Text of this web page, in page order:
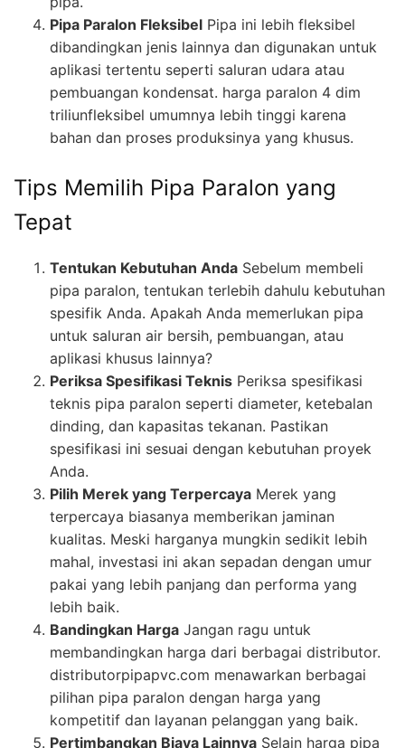
Pipa Paralon Fleksibel Pipa ini lebih fleksibel
dibandingkan jenis lainnya dan digunakan untuk
aplikasi tertentu seperti saluran udara atau
pembuangan kondensat. harga paralon 4 dim
triliunfleksibel umumnya lebih tinggi karena
bahan dan proses produksinya yang khusus.
Tips Memilih Pipa Paralon yang
Tepat
Tentukan Kebutuhan Anda Sebelum membeli
pipa paralon, tentukan terlebih dahulu kebutuhan
spesifik Anda. Apakah Anda memerlukan pipa
untuk saluran air bersih, pembuangan, atau
aplikasi khusus lainnya?
Periksa Spesifikasi Teknis Periksa spesifikasi
teknis pipa paralon seperti diameter, ketebalan
dinding, dan kapasitas tekanan. Pastikan
spesifikasi ini sesuai dengan kebutuhan proyek
Anda.
Pilih Merek yang Terpercaya Merek yang
terpercaya biasanya memberikan jaminan
kualitas. Meski harganya mungkin sedikit lebih
mahal, investasi ini akan sepadan dengan umur
pakai yang lebih panjang dan performa yang
lebih baik.
Bandingkan Harga Jangan ragu untuk
membandingkan harga dari berbagai distributor.
distributorpipapvc.com menawarkan berbagai
pilihan pipa paralon dengan harga yang
kompetitif dan layanan pelanggan yang baik.
Pertimbangkan Biaya Lainnya Selain harga pipa